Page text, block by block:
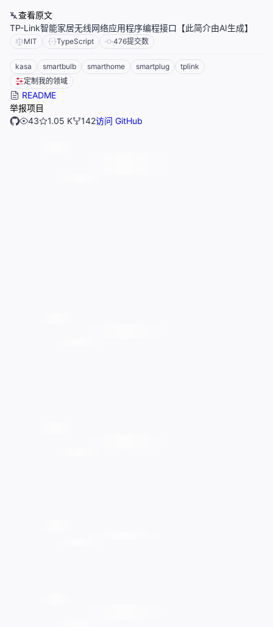
查看原文
TP-Link智能家居无线网络应用程序编程接口【此简介由AI生成】
MIT TypeScript 476提交数
kasa smartbulb smarthome smartplug
tplink
定制我的领域
README
举报项目
43
1.05 K 142访问 GitHub